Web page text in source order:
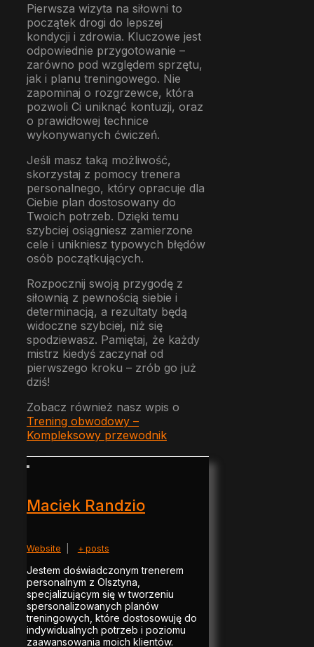
Pierwsza wizyta na siłowni to
początek drogi do lepszej
kondycji i zdrowia. Kluczowe jest
odpowiednie przygotowanie –
zarówno pod względem sprzętu,
jak i planu treningowego. Nie
zapominaj o rozgrzewce, która
pozwoli Ci uniknąć kontuzji, oraz
o prawidłowej technice
wykonywanych ćwiczeń.
Jeśli masz taką możliwość,
skorzystaj z pomocy trenera
personalnego, który opracuje dla
Ciebie plan dostosowany do
Twoich potrzeb. Dzięki temu
szybciej osiągniesz zamierzone
cele i unikniesz typowych błędów
osób początkujących.
Rozpocznij swoją przygodę z
siłownią z pewnością siebie i
determinacją, a rezultaty będą
widoczne szybciej, niż się
spodziewasz. Pamiętaj, że każdy
mistrz kiedyś zaczynał od
pierwszego kroku – zrób go już
dziś!
Zobacz również nasz wpis o
Trening obwodowy –
Kompleksowy przewodnik
Maciek Randzio
Website + posts
Jestem doświadczonym trenerem
personalnym z Olsztyna,
specjalizującym się w tworzeniu
spersonalizowanych planów
treningowych, które dostosowuję do
indywidualnych potrzeb i poziomu
zaawansowania moich klientów.